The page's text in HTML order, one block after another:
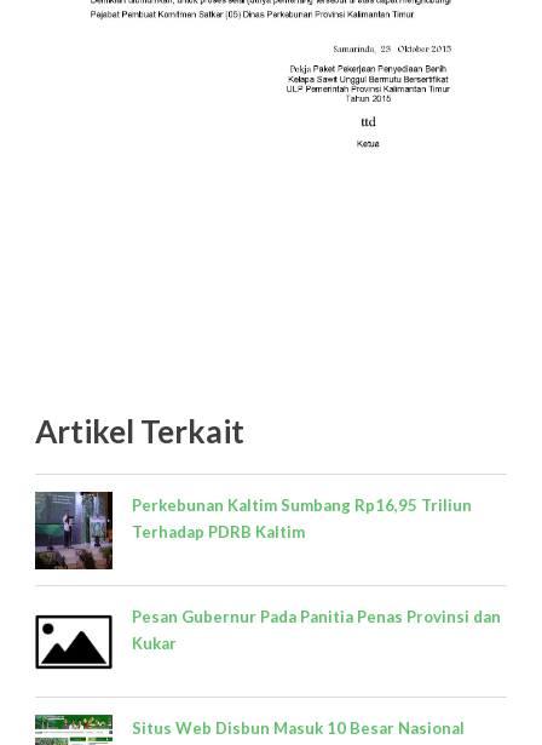
Artikel Terkait
Perkebunan Kaltim Sumbang Rp16,95 Triliun
Terhadap PDRB Kaltim
Pesan Gubernur Pada Panitia Penas Provinsi dan
Kukar
Situs Web Disbun Masuk 10 Besar Nasional